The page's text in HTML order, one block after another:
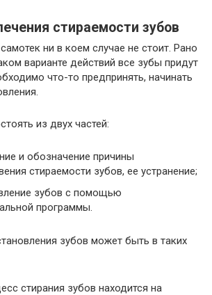
стираемости зубов
ни в коем случае не стоит. Рано
варианте действий все зубы придут
что-то предпринять, начинать
из двух частей:
и обозначение причины
стираемости зубов, ее устранение;
зубов с помощью
программы.
зубов может быть в таких
стирания зубов находится на